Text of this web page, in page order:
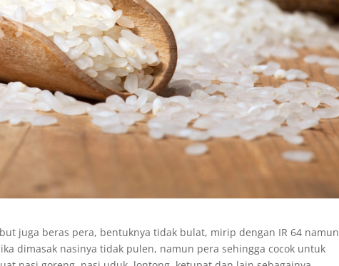
juga beras pera, bentuknya tidak bulat, mirip dengan IR 64 namun
dimasak nasinya tidak pulen, namun pera sehingga cocok untuk